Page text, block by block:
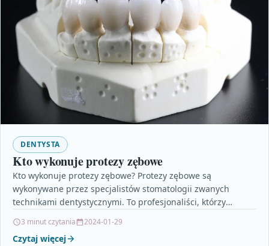
DENTYSTA
Kto wykonuje protezy zębowe
Kto wykonuje protezy zębowe? Protezy zębowe są
wykonywane przez specjalistów stomatologii zwanych
technikami dentystycznymi. To profesjonaliści, którzy
3 minut czytania 2024-01-29
Czytaj więcej